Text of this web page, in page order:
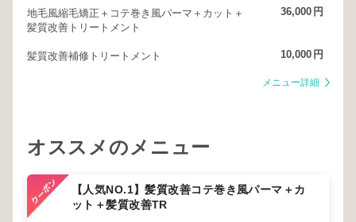
地毛風縮毛矯正＋コテ巻き風パーマ＋カット＋
髪質改善トリートメント
36,000 円
髪質改善補修トリートメント 10,000 円
メニュー詳細
オススメのメニュー
【人気NO.1】髪質改善コテ巻き風パーマ＋カ
ット＋髪質改善TR